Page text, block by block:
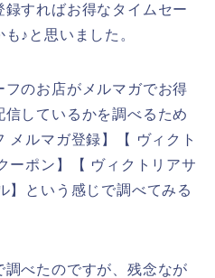
すればお得なタイムセー
♪と思いました。
のお店がメルマガでお得
しているかを調べるため
メルマガ登録】【 ヴィクト
ーポン】【 ヴィクトリアサ
】という感じで調べてみる
べたのですが、残念なが